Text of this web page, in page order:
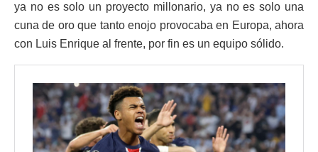
ya no es solo un proyecto millonario, ya no es solo una
cuna de oro que tanto enojo provocaba en Europa, ahora
con Luis Enrique al frente, por fin es un equipo sólido.